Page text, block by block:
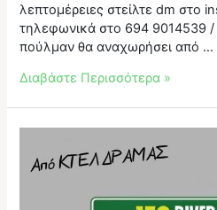
λεπτομέρειες στείλτε dm στο
τηλεφωνικά στο 694 9014539
πούλμαν θα αναχωρήσει από …
Roadtrip
στις
από
Διαβάστε Περισσότερα »